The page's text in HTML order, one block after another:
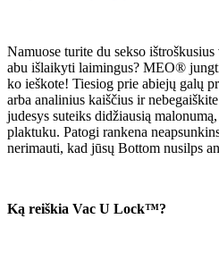
Namuose turite du sekso
abu išlaikyti laimingus? MEO®
ko ieškote! Tiesiog prie abiejų galų
arba analinius kaiščius ir
judesys suteiks didžiausią
plaktuku. Patogi rankena
nerimauti, kad jūsų Bottom nusilps
Ką reiškia Vac U Lock™?